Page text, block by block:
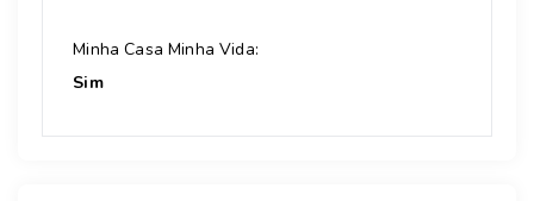
Minha Casa Minha Vida:
Sim